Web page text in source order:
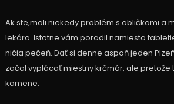
Ak ste,mali niekedy problém s obličkami a
lekára. Istotne vám poradil namiesto
ničia pečeň. Dať si denne aspoň jeden
začal vyplácať miestny krčmár, ale pretože
kamene.